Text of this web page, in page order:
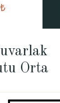
Orta